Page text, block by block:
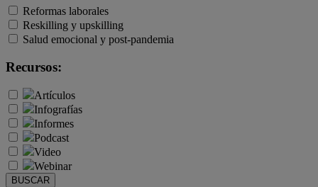
Reformas laborales
Reskilling y upskilling
Salud emocional y post-pandemia
Recursos:
Artículos
Infografías
Informes
Podcast
Video
Webinar
BUSCAR